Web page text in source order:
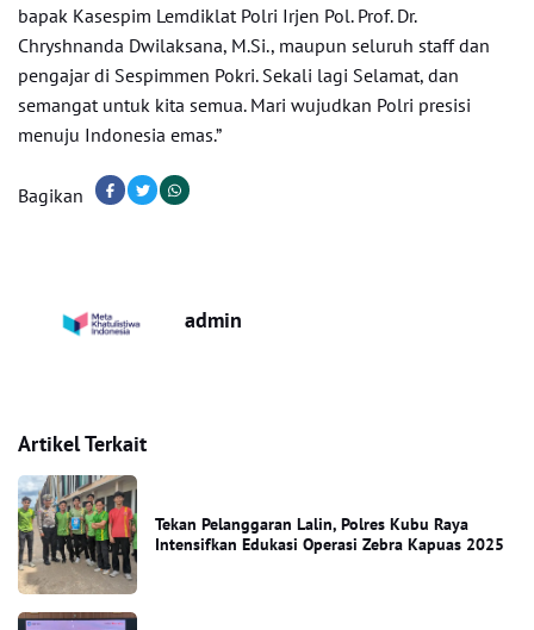
bapak Kasespim Lemdiklat Polri Irjen Pol. Prof. Dr.
Chryshnanda Dwilaksana, M.Si., maupun seluruh staff dan
pengajar di Sespimmen Pokri. Sekali lagi Selamat, dan
semangat untuk kita semua. Mari wujudkan Polri presisi
menuju Indonesia emas.”
Bagikan
admin
Artikel Terkait
Tekan Pelanggaran Lalin, Polres Kubu Raya
Intensifkan Edukasi Operasi Zebra Kapuas 2025